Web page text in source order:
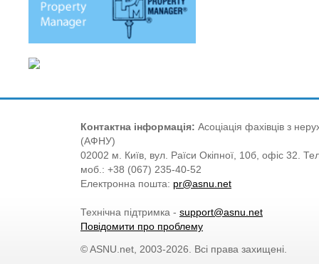
Контактна інформація: Асоціація фахівців з
(АФНУ)
02002 м. Київ, вул. Раїси Окіпної, 10б, офіс 32.
моб.: +38 (067) 235-40-52
Електронна пошта: pr@asnu.net
Технічна підтримка - support@asnu.net
Повідомити про проблему
© ASNU.net, 2003-2026. Всі права захищені.